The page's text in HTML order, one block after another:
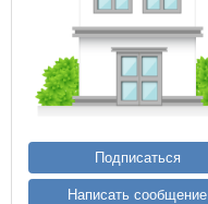
Подписаться
Написать сообщение